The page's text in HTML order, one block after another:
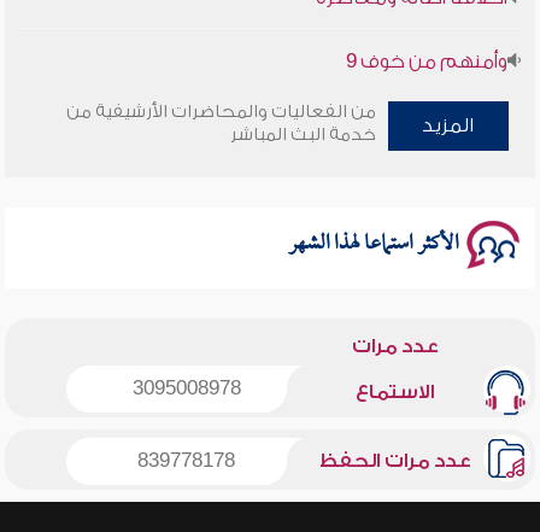
وأمنهم من خوف 9
سلسلة محاضرات نفحات رمضانية 1444هـ
المزيد
من الفعاليات والمحاضرات الأرشيفية من
خدمة البث المباشر
الأكثر استماعا لهذا الشهر
عدد مرات
الاستماع 3095008978
عدد مرات الحفظ 839778178